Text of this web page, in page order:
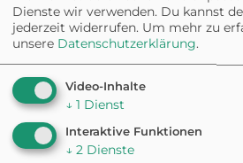
Die Lage des Resorts
traumhaft und bietet
atemberaubenden
Alpen.
Dienste wir verwenden. Du kannst
jederzeit widerrufen. Um mehr zu
unsere Datenschutzerklärung.
Video-Inhalte
↓ 1 Dienst
Interaktive Funktionen
↓ 2 Dienste